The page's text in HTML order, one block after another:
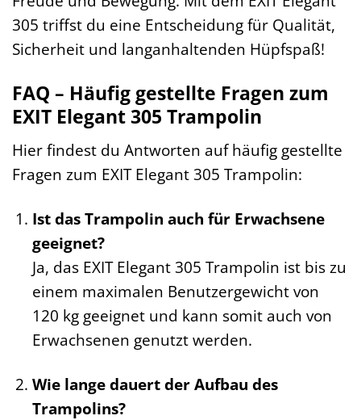
305 triffst du eine Entscheidung für Qualität,
Sicherheit und langanhaltenden Hüpfspaß!
FAQ – Häufig gestellte Fragen zum
EXIT Elegant 305 Trampolin
Hier findest du Antworten auf häufig gestellte
Fragen zum EXIT Elegant 305 Trampolin:
Ist das Trampolin auch für Erwachsene
geeignet?
Ja, das EXIT Elegant 305 Trampolin ist bis zu
einem maximalen Benutzergewicht von
120 kg geeignet und kann somit auch von
Erwachsenen genutzt werden.
Wie lange dauert der Aufbau des
Trampolins?